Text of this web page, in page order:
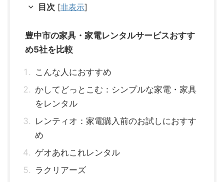
目次 [非表示]
豊中市の家具・家電レンタルサービスおすす
め5社を比較
こんな人におすすめ
かしてどっとこむ：シンプルな家電・家具
をレンタル
レンティオ：家電購入前のお試しにおすす
め
ゲオあれこれレンタル
ラクリアーズ